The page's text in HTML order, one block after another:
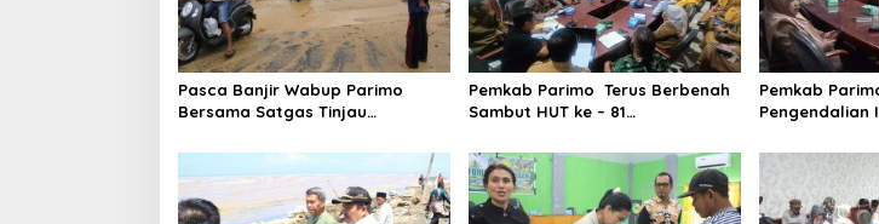
p
o
s
Pasca Banjir Wabup Parimo
Bersama Satgas Tinjau
di Desa Air Panas
Pemkab Parimo Terus Berbenah
Sambut HUT ke – 81
Pemkab
Pengendalian